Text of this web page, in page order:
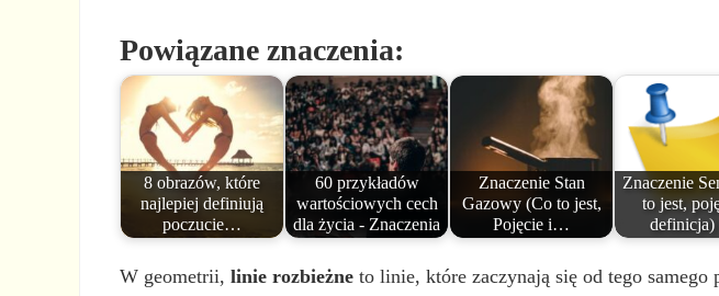
Powiązane znaczenia:
8 obrazów, które
najlepiej definiują
poczucie…
60 przykładów
wartościowych cech
dla życia - Znaczenia
Znaczenie Stan
Gazowy (Co to jest,
Pojęcie i…
Znaczenie
to jest,
W geometrii,linie rozbieżne to linie, które zaczynają się od tego